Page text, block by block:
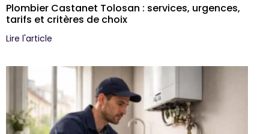
Plombier Castanet Tolosan : services, urgences,
tarifs et critères de choix
Lire l'article